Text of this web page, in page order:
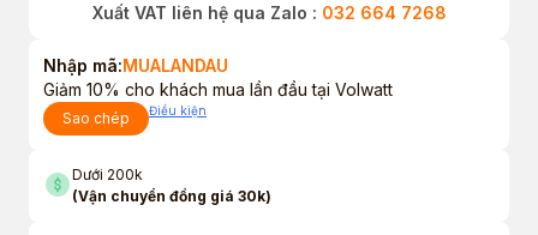
Xuất VAT liên hệ qua Zalo : 032 664 7268
Nhập mã:MUALANDAU
Giảm 10% cho khách mua lần đầu tại Volwatt
Sao chép Điều kiện
Dưới 200k
(Vận chuyển đồng giá 30k)